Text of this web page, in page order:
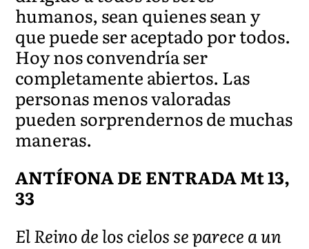
humanos, sean quienes sean y
que puede ser aceptado por todos.
Hoy nos convendría ser
completamente abiertos. Las
personas menos valoradas
pueden sorprendernos de muchas
maneras.
ANTÍFONA DE ENTRADA Mt 13,
33
El Reino de los cielos se parece a un